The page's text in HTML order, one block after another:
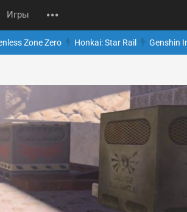
Игры
Zone Zero Honkai: Star Rail Genshin